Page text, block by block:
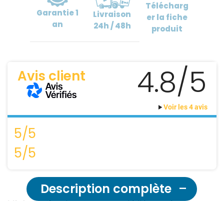
Garantie1
an
Livraison
24h / 48h
Télécharg
erla fiche
produit
Avis client 4.8/5
Voir les 4 avis
5/5
5/5
Description complète